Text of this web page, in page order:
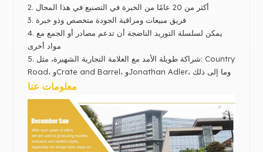
2.
أكثر من 20 عامًا من الخبرة في التصنيع في هذا المجال
3. فريق مبيعات ومراقبة الجودة متخصص وذو خبرة
4. يمكن لسلسلة التوريد الناضجة أن تدعم مصادر أو الجمع مع
مواد أخرى
5.
شراكة طويلة الأمد مع العلامة التجارية الشهيرة، مثل: Country
Road، وCrate and Barrel، وJonathan Adler، وما إلى ذلك
معلومات عنا